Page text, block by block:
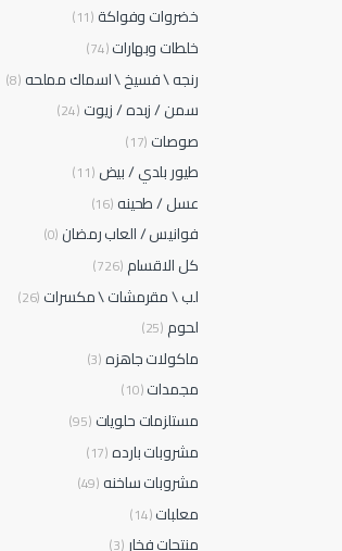
خضروات وفواكة(11)
خلطات وبهارات(74)
رنجه \ فسيخ \ اسماك مملحه(8)
سمن / زبده / زيوت (24)
صوصات (17)
طيور بلدي / بيض (11)
عسل / طحينه(16)
فوانيس / العاب رمضان(0)
كل الاقسام (726)
لب \ مقرمشات \ مكسرات (26)
لحوم (25)
ماكولات جاهزه(3)
مجمدات(10)
مستلزمات حلويات (95)
مشروبات بارده(17)
مشروبات ساخنه(49)
معلبات(14)
منتجات فخار (3)